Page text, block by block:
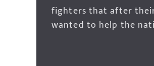
fighters that after
wanted to help the